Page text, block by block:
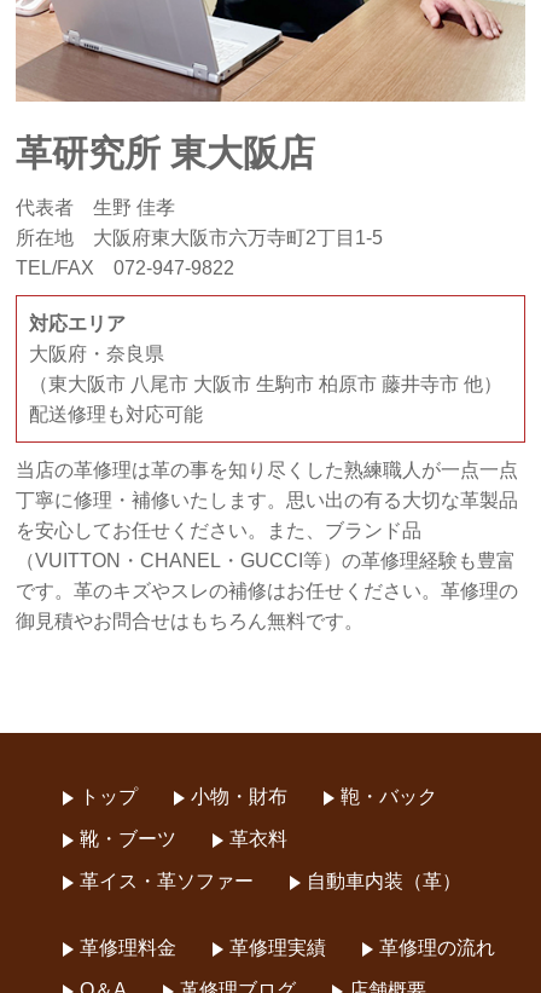
革研究所 東大阪店
代表者 生野 佳孝
所在地 大阪府東大阪市六万寺町2丁目1-5
TEL/FAX 072-947-9822
対応エリア
大阪府・奈良県
（東大阪市 八尾市 大阪市 生駒市 柏原市 藤井寺市 他）
配送修理も対応可能
当店の革修理は革の事を知り尽くした熟練職人が一点一点
丁寧に修理・補修いたします。思い出の有る大切な革製品
を安心してお任せください。また、ブランド品
（VUITTON・CHANEL・GUCCI等）の革修理経験も豊富
です。革のキズやスレの補修はお任せください。革修理の
御見積やお問合せはもちろん無料です。
トップ 小物・財布 鞄・バック
靴・ブーツ 革衣料
革イス・革ソファー 自動車内装（革）
革修理料金 革修理実績 革修理の流れ